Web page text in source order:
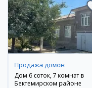
Продажа домов
Дом 6 соток, 7 комнат в
Бектемирском районе